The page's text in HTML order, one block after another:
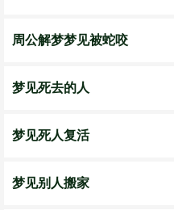
周公解梦梦见被蛇咬
梦见死去的人
梦见死人复活
梦见别人搬家